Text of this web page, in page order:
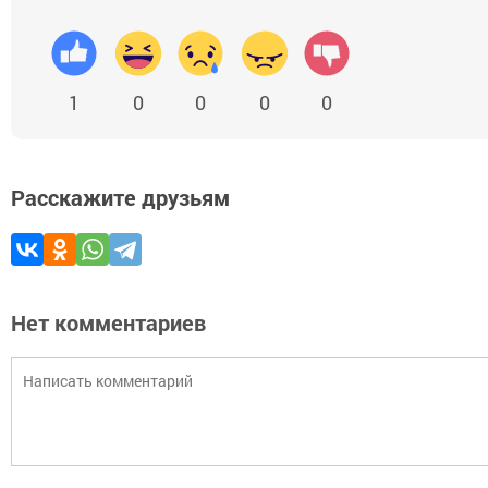
1 0 0 0 0
Расскажите друзьям
Нет комментариев